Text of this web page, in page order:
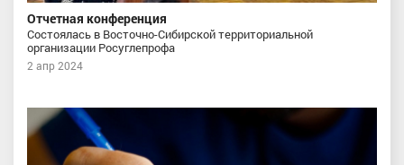
Отчетная конференция
Состоялась в Восточно-Сибирской территориальной
организации Росуглепрофа
2 апр 2024